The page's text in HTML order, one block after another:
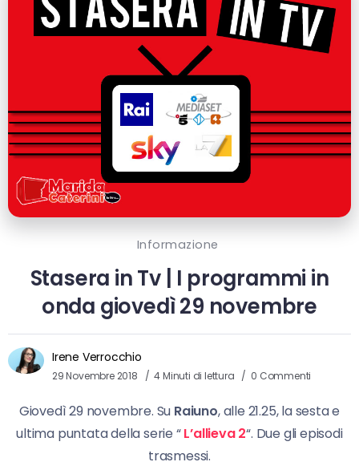
Informazione
Stasera in Tv | I programmi in
onda giovedì 29 novembre
Irene Verrocchio
29 Novembre 2018 4 Minuti di lettura 0 Commenti
Giovedì 29 novembre. Su Raiuno, alle 21.25, la sesta e
ultima puntata della serie “L’allieva 2“. Due gli episodi
trasmessi.